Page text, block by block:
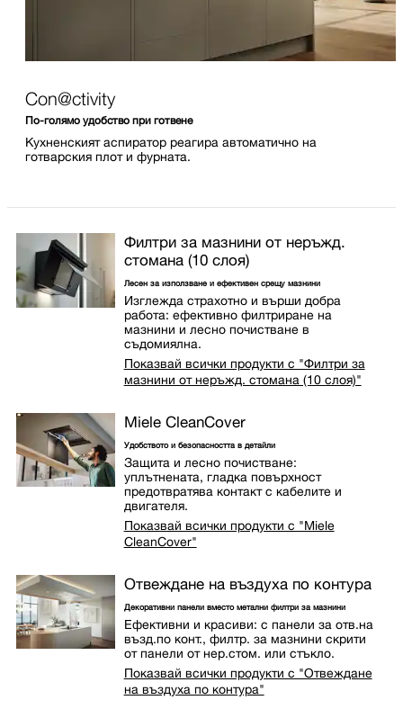
Con@ctivity
По-голямо удобство при готвене
Кухненският аспиратор реагира автоматично на
готварския плот и фурната.
Филтри за мазнини от неръжд.
стомана (10 слоя)
Лесен за използване и ефективен срещу мазнини
Изглежда страхотно и върши добра
работа: ефективно филтриране на
мазнини и лесно почистване в
съдомиялна.
Показвай всички продукти с "Филтри за
мазнини от неръжд. стомана (10 слоя)"
Miele CleanCover
Удобството и безопасността в детайли
Защита и лесно почистване:
уплътнената, гладка повърхност
предотвратява контакт с кабелите и
двигателя.
Показвай всички продукти с "Miele
CleanCover"
Отвеждане на въздуха по контура
Декоративни панели вместо метални филтри за мазнини
Ефективни и красиви: с панели за отв.на
възд.по конт., филтр. за мазнини скрити
от панели от нер.стом. или стъкло.
Показвай всички продукти с "Отвеждане
на въздуха по контура"